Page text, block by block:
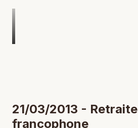
21/03/2013 - Retraite
francophone